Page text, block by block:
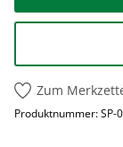
Zum
Produktnummer:SP-